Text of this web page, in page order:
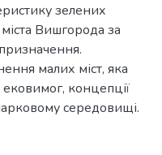
зелених
Вишгорода за
малих міст, яка
ековимог, концепції
середовищі.